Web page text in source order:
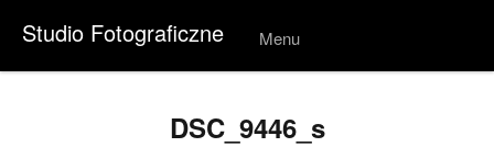
Studio Fotograficzne Menu
Skip to
DSC_9446_s